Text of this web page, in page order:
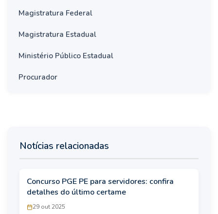
Magistratura Federal
Magistratura Estadual
Ministério Público Estadual
Procurador
Notícias relacionadas
Concurso PGE PE para servidores: confira
detalhes do último certame
29 out 2025